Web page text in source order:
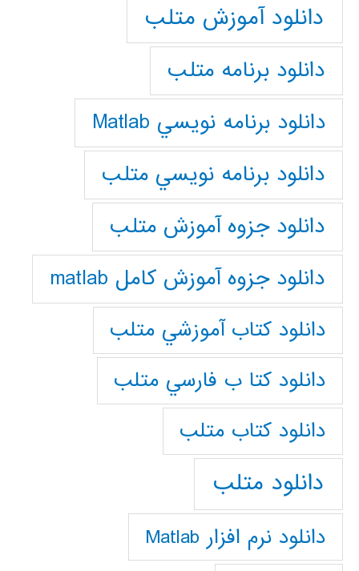
دانلود آموزش متلب
دانلود برنامه متلب
دانلود برنامه نويسي Matlab
دانلود برنامه نويسي متلب
دانلود جزوه آموزش متلب
دانلود جزوه آموزش کامل matlab
دانلود كتاب آموزشي متلب
دانلود كتا ب فارسي متلب
دانلود كتاب متلب
دانلود متلب
دانلود نرم افزار Matlab